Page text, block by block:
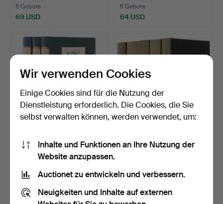
6 Gebote
69 USD
6 Gebote
64 USD
C A M LINDMAN, Flora der
nordischen Region…
Beendet 18. Sep 2025
6 Gebote
MARCEL PROUSTS, Bände
1-5, Auf der Suche n…
1 Gebot
Wir verwenden Cookies
Einige Cookies sind für die Nutzung der
Dienstleistung erforderlich. Die Cookies, die Sie
selbst verwalten können, werden verwendet, um:
Inhalte und Funktionen an Ihre Nutzung der
Website anzupassen.
Auctionet zu entwickeln und verbessern.
Neuigkeiten und Inhalte auf externen